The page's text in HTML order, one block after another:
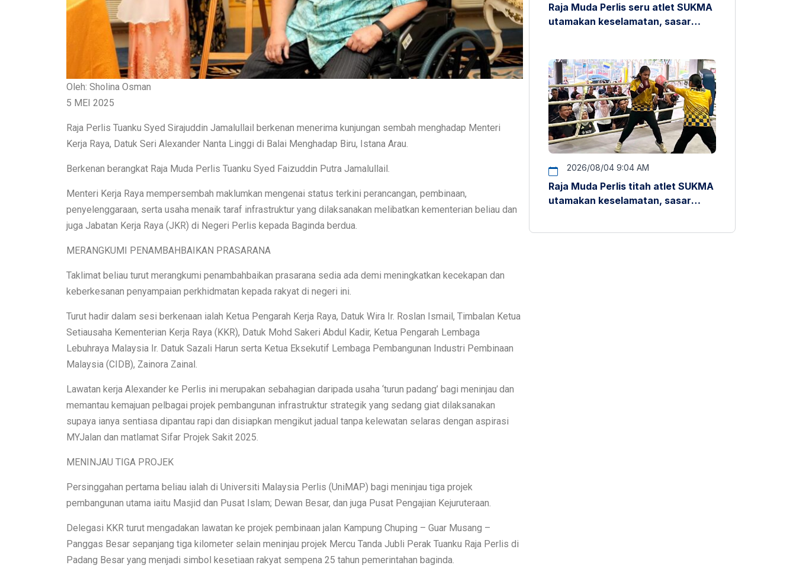
Oleh: Sholina Osman
5 MEI 2025
Raja Perlis Tuanku Syed Sirajuddin Jamalullail berkenan menerima kunjungan sembah menghadap Menteri
Kerja Raya, Datuk Seri Alexander Nanta Linggi di Balai Menghadap Biru, Istana Arau.
Berkenan berangkat Raja Muda Perlis Tuanku Syed Faizuddin Putra Jamalullail.
Menteri Kerja Raya mempersembah maklumkan mengenai status terkini perancangan, pembinaan,
penyelenggaraan, serta usaha menaik taraf infrastruktur yang dilaksanakan melibatkan kementerian beliau dan
juga Jabatan Kerja Raya (JKR) di Negeri Perlis kepada Baginda berdua.
MERANGKUMI PENAMBAHBAIKAN PRASARANA
Taklimat beliau turut merangkumi penambahbaikan prasarana sedia ada demi meningkatkan kecekapan dan
keberkesanan penyampaian perkhidmatan kepada rakyat di negeri ini.
Turut hadir dalam sesi berkenaan ialah Ketua Pengarah Kerja Raya, Datuk Wira Ir. Roslan Ismail, Timbalan Ketua
Setiausaha Kementerian Kerja Raya (KKR), Datuk Mohd Sakeri Abdul Kadir, Ketua Pengarah Lembaga
Lebuhraya Malaysia Ir. Datuk Sazali Harun serta Ketua Eksekutif Lembaga Pembangunan Industri Pembinaan
Malaysia (CIDB), Zainora Zainal.
Lawatan kerja Alexander ke Perlis ini merupakan sebahagian daripada usaha ‘turun padang’ bagi meninjau dan
memantau kemajuan pelbagai projek pembangunan infrastruktur strategik yang sedang giat dilaksanakan
supaya ianya sentiasa dipantau rapi dan disiapkan mengikut jadual tanpa kelewatan selaras dengan aspirasi
MYJalan dan matlamat Sifar Projek Sakit 2025.
MENINJAU TIGA PROJEK
Persinggahan pertama beliau ialah di Universiti Malaysia Perlis (UniMAP) bagi meninjau tiga projek
pembangunan utama iaitu Masjid dan Pusat Islam; Dewan Besar, dan juga Pusat Pengajian Kejuruteraan.
Delegasi KKR turut mengadakan lawatan ke projek pembinaan jalan Kampung Chuping – Guar Musang –
Panggas Besar sepanjang tiga kilometer selain meninjau projek Mercu Tanda Jubli Perak Tuanku Raja Perlis di
Padang Besar yang menjadi simbol kesetiaan rakyat sempena 25 tahun pemerintahan baginda.
Raja Muda Perlis seru atlet SUKMA
utamakan keselamatan, sasar
2026/08/04 9:04 AM
Raja Muda Perlis titah atlet SUKMA
utamakan keselamatan, sasar